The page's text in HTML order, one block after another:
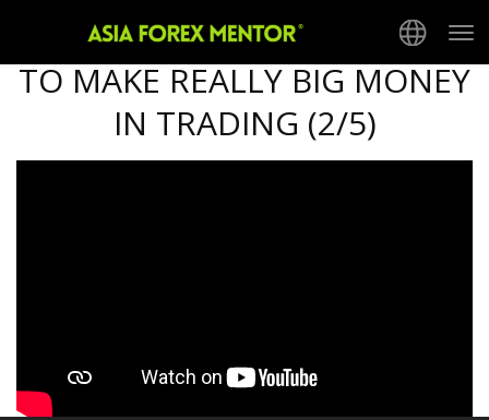
5-PART SYSTEM OF – HOW
TO MAKE REALLY BIG MONEY
IN TRADING (2/5)